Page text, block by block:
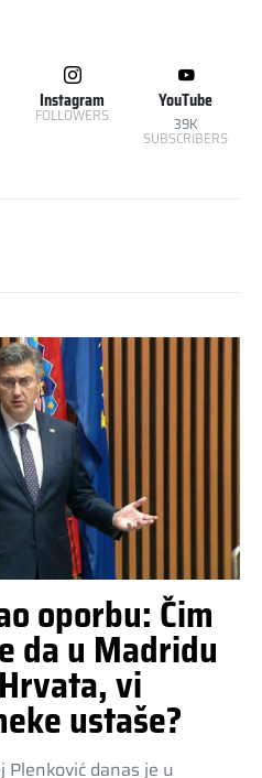
Instagram
FOLLOWERS
YouTube
39K
SUBSCRIBERS
oporbu: Čim
da u Madridu
vi
ustaše?
Plenković danas je u